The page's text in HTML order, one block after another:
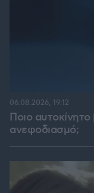
Ποιο
ανεφοδιασμό;
06.08.2026, 19:12